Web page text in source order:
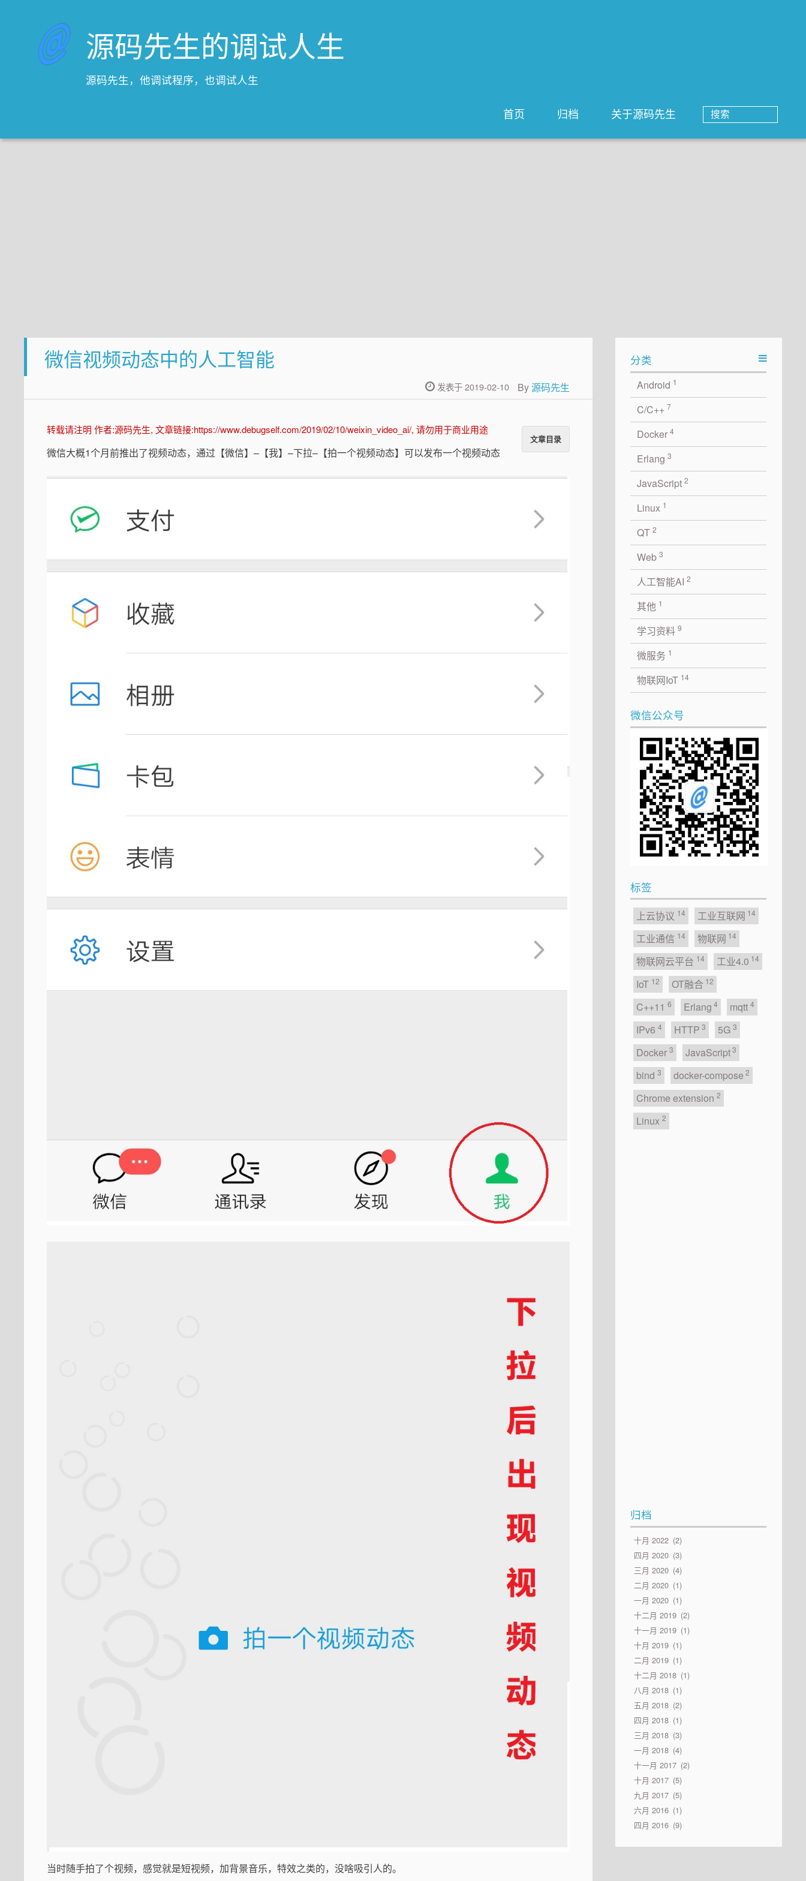
源码先生的调试人生
源码先生，他调试程序，也调试人生
首页 归档 关于源码先生
微信视频动态中的人工智能
By源码先生
发表于 2019-02-10
文章目录
转载请注明 作者:源码先生, 文章链接:https://www.debugself.com/2019/02/10/weixin_video_ai/, 请勿用于商业用途
微信大概1个月前推出了视频动态，通过【微信】–【我】–下拉–【拍一个视频动态】可以发布一个视频动态
当时随手拍了个视频，感觉就是短视频，加背景音乐，特效之类的，没啥吸引人的。
分类
Android 1
C/C++ 7
Docker 4
Erlang 3
JavaScript 2
Linux 1
QT 2
Web 3
人工智能AI 2
其他 1
学习资料 9
微服务 1
物联网IoT 14
微信公众号
标签
上云协议 14 工业互联网 14
工业通信 14 物联网 14
物联网云平台 14 工业4.0 14
IoT 12 OT融合 12
C++11 6 Erlang 4 mqtt 4
IPv6 4 HTTP 3 5G 3
Docker 3 JavaScript 3
bind 3 docker-compose 2
Chrome extension 2
Linux 2
归档
十月 2022 2
四月 2020 3
三月 2020 4
二月 2020 1
一月 2020 1
十二月 2019 2
十一月 2019 1
十月 2019 1
二月 2019 1
十二月 2018 1
八月 2018 1
五月 2018 2
四月 2018 1
三月 2018 3
一月 2018 4
十一月 2017 2
十月 2017 5
九月 2017 5
六月 2016 1
四月 2016 9